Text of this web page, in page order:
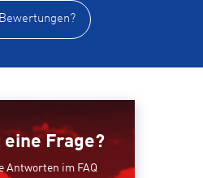
eine Frage?
Antworten im FAQ